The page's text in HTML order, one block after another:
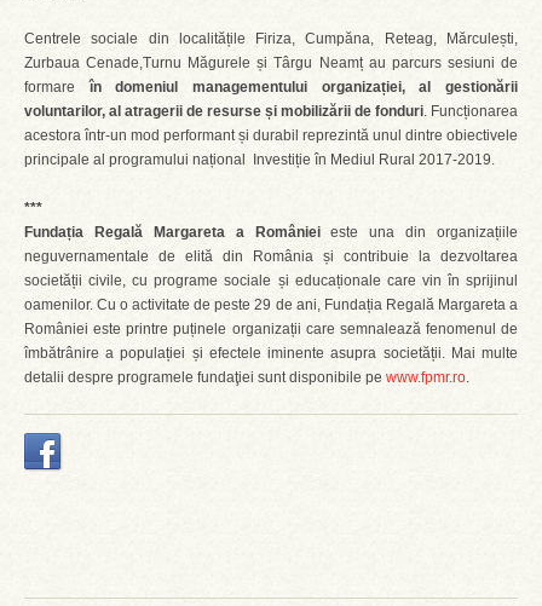
Centrele sociale din localitățile Firiza, Cumpăna, Reteag, Mărculești,
Zurbaua Cenade,Turnu Măgurele și Târgu Neamț au parcurs sesiuni de
formareîn
domeniul managementului organizației, al gestionării
voluntarilor, al atragerii de resurse și mobilizării de fonduri. Funcționarea
acestora într-un mod performant și durabil reprezintă unul dintre obiectivele
principale al programului național Investiție în Mediul Rural 2017-2019.
***
Fundația Regală Margareta a Românieieste una din organizațiile
neguvernamentale de elită din România și contribuie la dezvoltarea
societății civile, cu programe sociale și educaționale care vin în sprijinul
oamenilor. Cu o activitate de peste 29 de ani, Fundația Regală Margareta a
României este printre puținele organizații care semnalează fenomenul de
îmbătrânire a populației și efectele iminente asupra societății. Mai multe
detalii despre programele fundaţiei sunt disponibile pe www.fpmr.ro.